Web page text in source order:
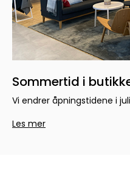
Sommertid i
Vi endrer åpningstidene i juli
Les mer